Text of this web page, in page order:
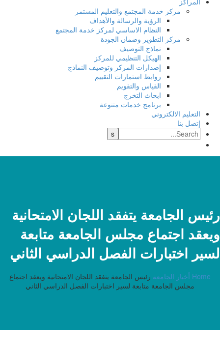
مركز خدمة المجتمع والتعليم المستمر
الرؤية والرسالة والأهداف
النظام الاساسي لمركز خدمة المجتمع
مركز التطوير وضمان الجودة
نماذج التوصيف
الهيكل التنظيمي للمركز
إصدارات المركز وتوصيف النماذج
روابط استمارات التقييم
القياس والتقويم
ابحاث التخرج
برنامج خدمات متنوعة
التعليم الالكتروني
إتصل بنا
رئيس الجامعة يتفقد اللجان الامتحانية
ويعقد اجتماع مجلس الجامعة متابعة
لسير اختبارات الفصل الدراسي الثاني
Home أخبار الجامعة رئيس الجامعة يتفقد اللجان الامتحانية ويعقد اجتماع
مجلس الجامعة متابعة لسير اختبارات الفصل الدراسي الثاني